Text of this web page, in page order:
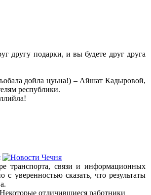
другу подарки, и вы будете друг друга
дойла цуьна!) – Айшат Кадыровой,
республики.
транспорта, связи и информационных
уверенностью сказать, что результаты
отличившиеся работники